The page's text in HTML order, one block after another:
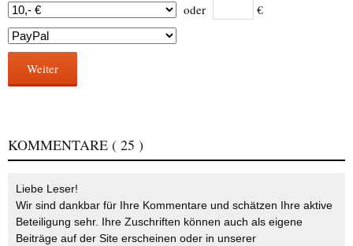
oder €
Weiter
KOMMENTARE ( 25 )
Liebe Leser!
Wir sind dankbar für Ihre Kommentare und schätzen Ihre aktive
Beteiligung sehr. Ihre Zuschriften können auch als eigene
Beiträge auf der Site erscheinen oder in unserer